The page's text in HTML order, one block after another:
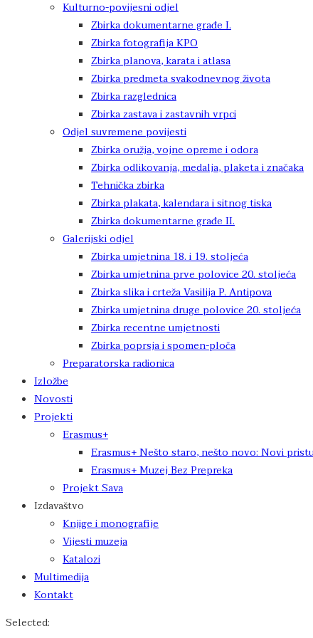
Kulturno-povijesni odjel
Zbirka dokumentarne građe I.
Zbirka fotografija KPO
Zbirka planova, karata i atlasa
Zbirka predmeta svakodnevnog života
Zbirka razglednica
Zbirka zastava i zastavnih vrpci
Odjel suvremene povijesti
Zbirka oružja, vojne opreme i odora
Zbirka odlikovanja, medalja, plaketa i značaka
Tehnička zbirka
Zbirka plakata, kalendara i sitnog tiska
Zbirka dokumentarne građe II.
Galerijski odjel
Zbirka umjetnina 18. i 19. stoljeća
Zbirka umjetnina prve polovice 20. stoljeća
Zbirka slika i crteža Vasilija P. Antipova
Zbirka umjetnina druge polovice 20. stoljeća
Zbirka recentne umjetnosti
Zbirka poprsja i spomen-ploča
Preparatorska radionica
Izložbe
Novosti
Projekti
Erasmus+
Erasmus+ Nešto staro, nešto novo: Novi
Erasmus+ Muzej Bez Prepreka
Projekt Sava
Izdavaštvo
Knjige i monografije
Vijesti muzeja
Katalozi
Multimedija
Kontakt
Selected: